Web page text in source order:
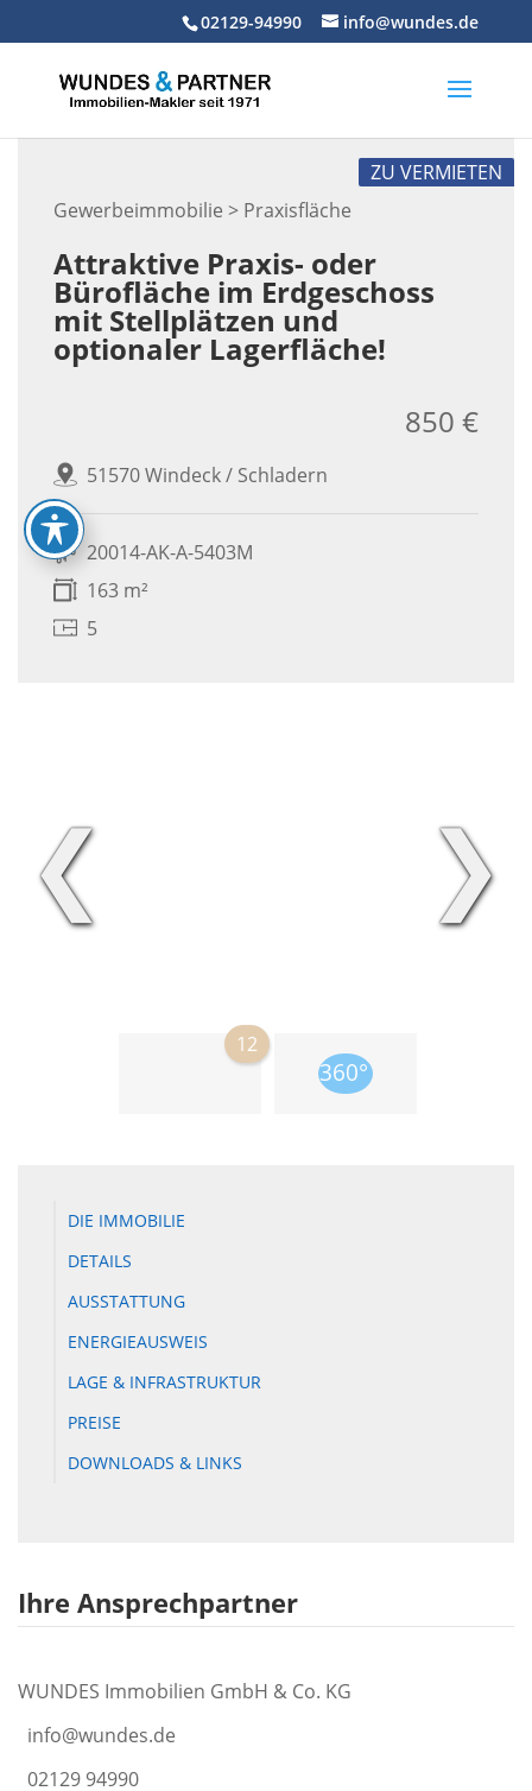
02129-94990 info@wundes.de
Gewerbeimmobilie > Praxisfläche
ZU VERMIETEN
Attraktive Praxis- oder
Bürofläche im Erdgeschoss
mit Stellplätzen und
optionaler Lagerfläche!
51570 Windeck / Schladern
850 €
20014-AK-A-5403M
163 m²
5
❮ ❯
12
DIE IMMOBILIE
DETAILS
AUSSTATTUNG
ENERGIEAUSWEIS
LAGE & INFRASTRUKTUR
PREISE
DOWNLOADS & LINKS
Ihre Ansprechpartner
WUNDES Immobilien GmbH & Co. KG
info@wundes.de
02129 94990